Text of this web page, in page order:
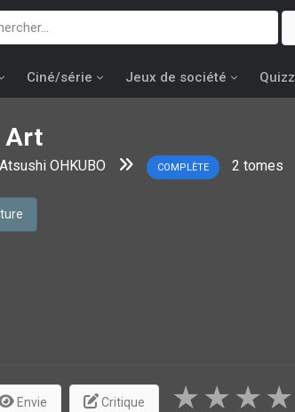
Ciné/série Jeux de société Quizz
Art
Atsushi OHKUBO COMPLÈTE 2 tomes
Envie Critique ★
★
★
★